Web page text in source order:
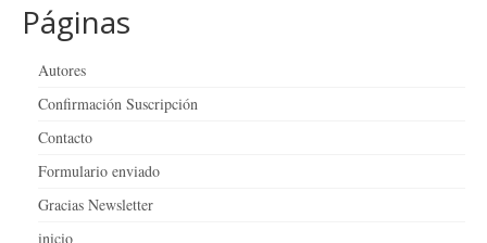
Páginas
Autores
Confirmación Suscripción
Contacto
Formulario enviado
Gracias Newsletter
inicio